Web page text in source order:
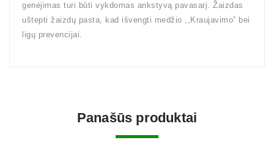
genėjimas turi būti vykdomas ankstyvą pavasarį. Žaizdas
uštepti žaizdų pasta, kad išvengti medžio ,,Kraujavimo” bei
ligų prevencijai.
Panašūs produktai